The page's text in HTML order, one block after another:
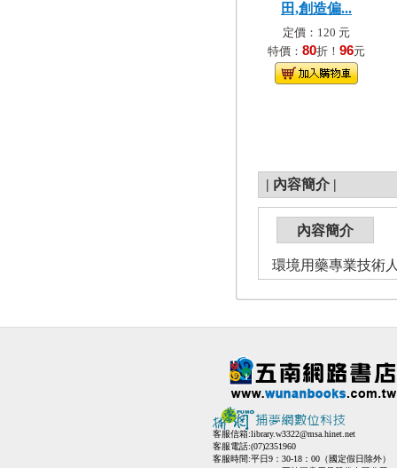
田,創造偏...
定價：120 元
特價： 80折！ 96元
| 內容簡介 |
內容簡介
環境用藥專業技術
客服信箱:library.w3322@msa.hinet.net
客服電話:(07)2351960
客服時間:平日9：30-18：00（國定假日除外）